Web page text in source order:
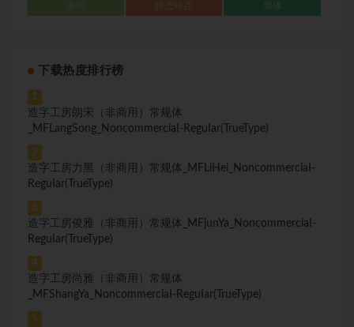
静态站点 黑体
下载热度排行榜
1
造字工房朗宋（非商用）常规体
_MFLangSong_NoncommerciaI-ReguIar(TrueType)
2
造字工房力黑（非商用）常规体_MFLiHei_NoncommerciaI-
ReguIar(TrueType)
3
造字工房俊雅（非商用）常规体_MFjunYa_NoncommerciaI-
ReguIar(TrueType)
4
造字工房尚雅（非商用）常规体
_MFShangYa_NoncommerciaI-ReguIar(TrueType)
5